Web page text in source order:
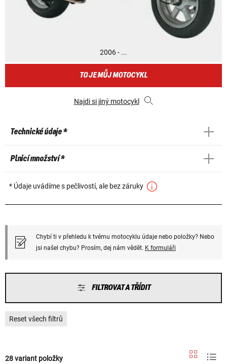
2006 - ...
TO JE MŮJ MOTOCYKL
Najdi si jiný motocykl
Technické údaje *
Plnicí množství *
* Údaje uvádíme s pečlivostí, ale bez záruky
Chybí ti v přehledu k tvému motocyklu údaje nebo položky? Nebo
jsi našel chybu? Prosím, dej nám vědět. K formuláři
FILTROVAT A TŘÍDIT
Reset všech filtrů
28 variant položky